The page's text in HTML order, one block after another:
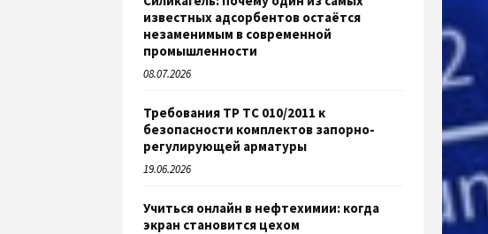
известных адсорбентов остаётся
незаменимым в современной
промышленности
08.07.2026
Требования ТР ТС 010/2011 к
безопасности комплектов запорно-
регулирующей арматуры
19.06.2026
Учиться онлайн в нефтехимии: когда
экран становится цехом